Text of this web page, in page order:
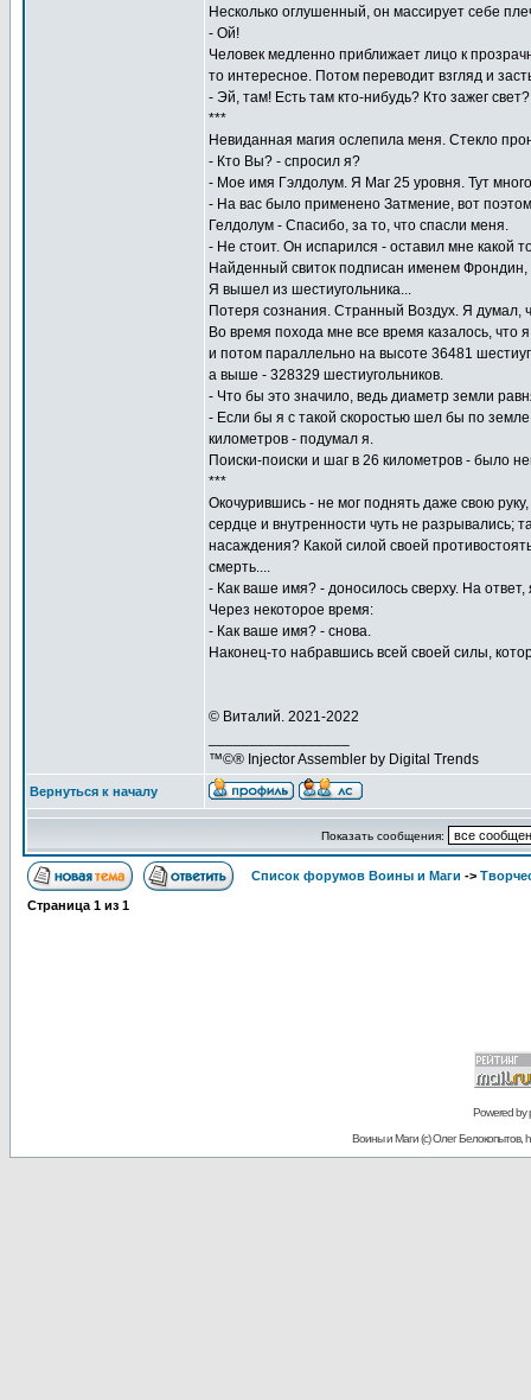
Несколько оглушенный, он массирует себе
- Ой!
Человек медленно приближает лицо к
то интересное. Потом переводит взгляд и
- Эй, там! Есть там кто-нибудь? Кто зажег
***
Невиданная магия ослепила меня. Стекло
- Кто Вы? - спросил я?
- Мое имя Гэлдолум. Я Маг 25 уровня. Тут
- На вас было применено Затмение, вот
Гелдолум - Спасибо, за то, что спасли меня.
- Не стоит. Он испарился - оставил мне какой
Найденный свиток подписан именем
Я вышел из шестиугольника...
Потеря сознания. Странный Воздух. Я думал,
Во время похода мне все время казалось,
и потом параллельно на высоте 36481
а выше - 328329 шестиугольников.
- Что бы это значило, ведь диаметр земли
- Если бы я с такой скоростью шел бы по
километров - подумал я.
Поиски-поиски и шаг в 26 километров - было
***
Окочурившись - не мог поднять даже свою
сердце и внутренности чуть не разрывались;
насаждения? Какой силой своей
смерть....
- Как ваше имя? - доносилось сверху. На
Через некоторое время:
- Как ваше имя? - снова.
Наконец-то набравшись всей своей силы,
© Виталий. 2021-2022
™©® Injector Assembler by Digital Trends
Вернуться к началу
Показать сообщения:
Список форумов Воины и Маги ->
Страница 1 из 1
Powered by
Воины и Маги (c) Олег Белокопытов,